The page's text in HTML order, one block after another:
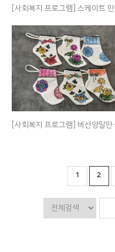
[사회복지 프로그램] 스케이트 만들기
[사회복지 프로그램] 버선양말만들기
1 2